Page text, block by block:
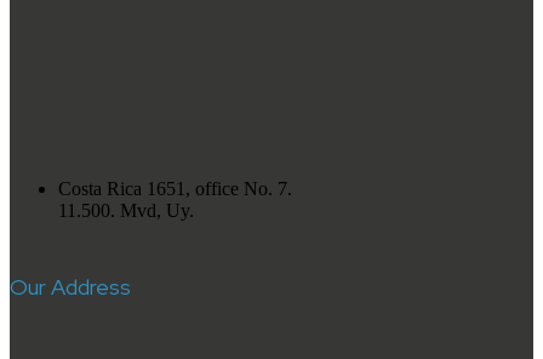
Costa Rica 1651, office No. 7.
11.500. Mvd, Uy.
Our Address